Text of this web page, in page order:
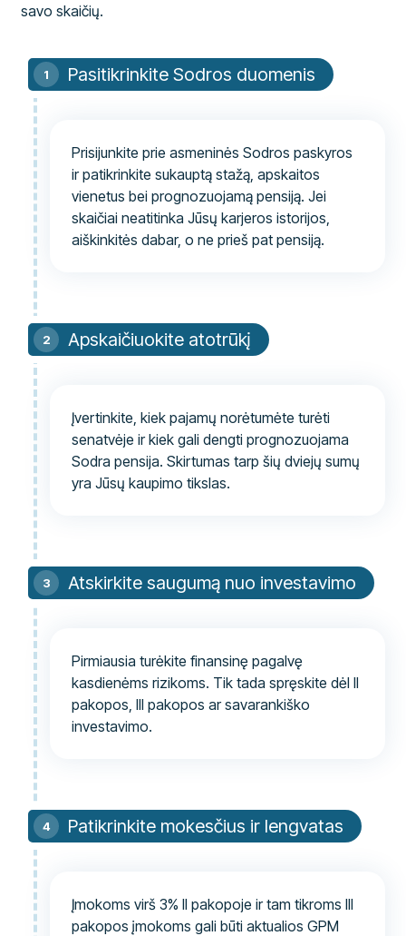
savo skaičių.
Pasitikrinkite Sodros duomenis
Prisijunkite prie asmeninės Sodros paskyros
ir patikrinkite sukauptą stažą, apskaitos
vienetus bei prognozuojamą pensiją. Jei
skaičiai neatitinka Jūsų karjeros istorijos,
aiškinkitės dabar, o ne prieš pat pensiją.
Apskaičiuokite atotrūkį
Įvertinkite, kiek pajamų norėtumėte turėti
senatvėje ir kiek gali dengti prognozuojama
Sodra pensija. Skirtumas tarp šių dviejų sumų
yra Jūsų kaupimo tikslas.
Atskirkite saugumą nuo investavimo
Pirmiausia turėkite finansinę pagalvę
kasdienėms rizikoms. Tik tada spręskite dėl II
pakopos, III pakopos ar savarankiško
investavimo.
Patikrinkite mokesčius ir lengvatas
Įmokoms virš 3% II pakopoje ir tam tikroms III
pakopos įmokoms gali būti aktualios GPM